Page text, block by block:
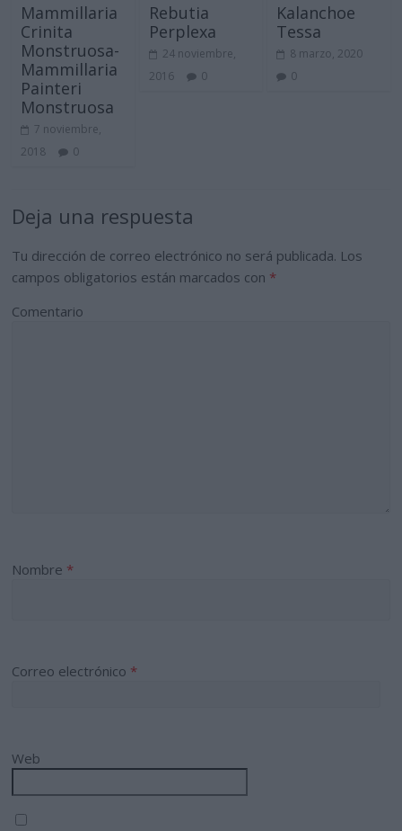
Mammillaria
Crinita
Monstruosa-
Mammillaria
Painteri
Monstruosa
7 noviembre,
2018
0
Rebutia
Perplexa
24 noviembre,
2016
0
Kalanchoe
Tessa
8 marzo, 2020
0
Deja una respuesta
Tu dirección de correo electrónico no será publicada. Los
campos obligatorios están marcados con *
Comentario
Nombre *
Correo electrónico *
Web